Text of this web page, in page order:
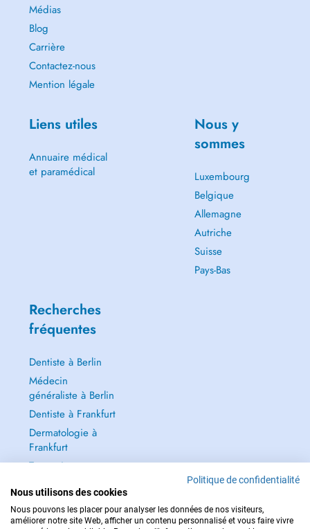
Médias
Blog
Carrière
Contactez-nous
Mention légale
Liens utiles
Annuaire médical
et paramédical
Nous y
sommes
Luxembourg
Belgique
Allemagne
Autriche
Suisse
Pays-Bas
Recherches
fréquentes
Dentiste à Berlin
Médecin
généraliste à Berlin
Dentiste à Frankfurt
Dermatologie à
Frankfurt
Tout voir →
Politique de confidentialité
Nous utilisons des cookies
Nous pouvons les placer pour analyser les données de nos visiteurs,
améliorer notre site Web, afficher un contenu personnalisé et vous faire vivre